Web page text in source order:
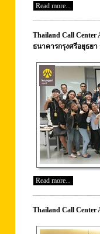
Read more...
Thailand Call
ธนาคารกรุงศรีอยุธย
Read more...
Thailand Call Center